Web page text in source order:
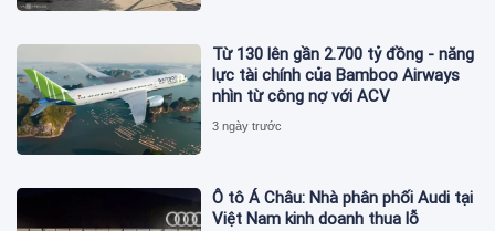
Từ 130 lên gần 2.700 tỷ đồng - năng
lực tài chính của Bamboo Airways
nhìn từ công nợ với ACV
3 ngày trước
Ô tô Á Châu: Nhà phân phối Audi tại
Việt Nam kinh doanh thua lỗ